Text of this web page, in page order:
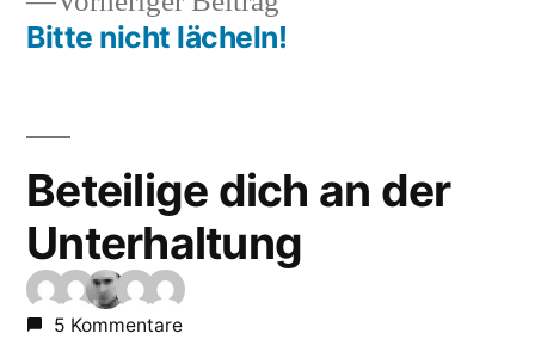
Beitrag:
Bitte nicht lächeln!
Beteilige dich an der
Unterhaltung
5 Kommentare